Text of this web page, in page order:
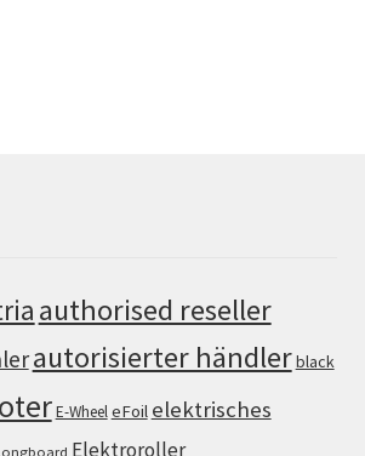
authorised reseller
autorisierter händlerblack
E-WheeleFoil elektrisches
Elektroroller